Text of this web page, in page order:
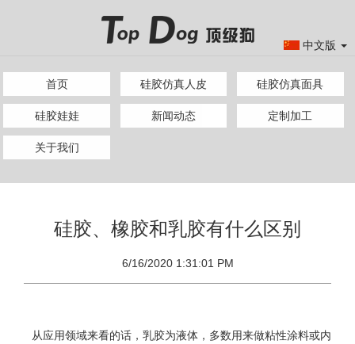
中文版
首页 硅胶仿真人皮 硅胶仿真面具
硅胶娃娃 新闻动态 定制加工
关于我们
硅胶、橡胶和乳胶有什么区别
6/16/2020 1:31:01 PM
从应用领域来看的话，乳胶为液体，多数用来做粘性涂料或内